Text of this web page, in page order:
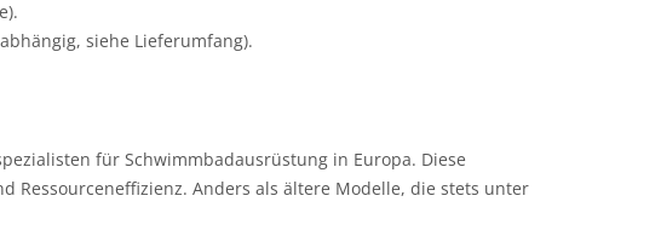
siehe Lieferumfang).
für Schwimmbadausrüstung in Europa. Diese
Ressourceneffizienz. Anders als ältere Modelle, die stets unter